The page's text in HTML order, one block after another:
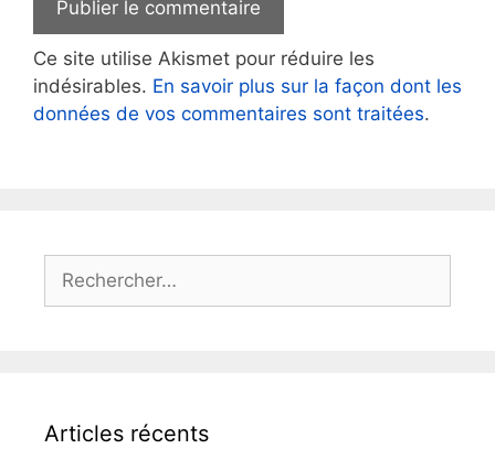
Ce site utilise Akismet pour réduire les
indésirables. En savoir plus sur la façon dont les
données de vos commentaires sont traitées.
Rechercher :
Articles récents